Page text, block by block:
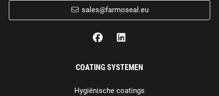
sales@farmoseal.eu
COATING SYSTEMEN
Hygiënische coatings